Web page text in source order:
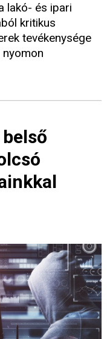
lakó- és ipari
kritikus
tevékenysége